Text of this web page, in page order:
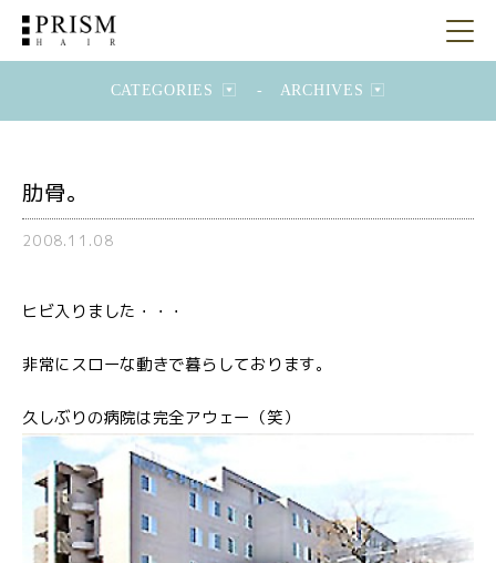
CATEGORIES - ARCHIVES
肋骨。
2008.11.08
ヒビ入りました・・・
非常にスローな動きで暮らしております。
久しぶりの病院は完全アウェー（笑）